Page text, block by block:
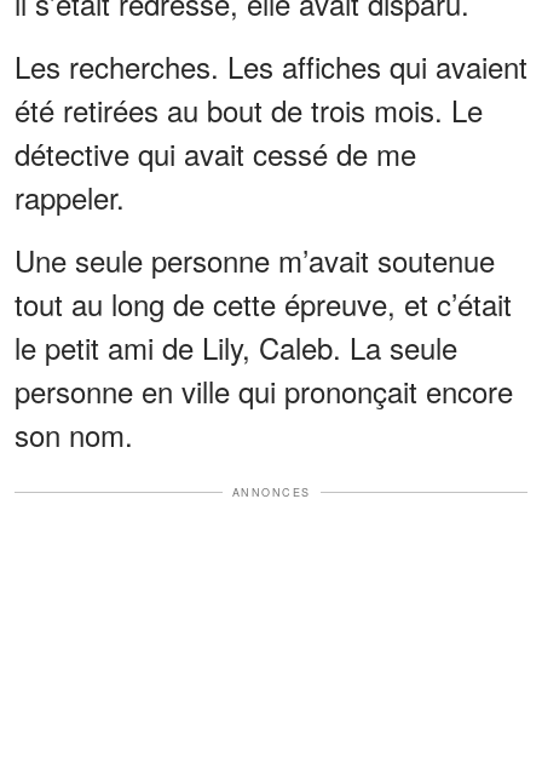
Les recherches. Les affiches qui avaient
été retirées au bout de trois mois. Le
détective qui avait cessé de me
rappeler.
Une seule personne m’avait soutenue
tout au long de cette épreuve, et c’était
le petit ami de Lily, Caleb. La seule
personne en ville qui prononçait encore
son nom.
ANNONCES